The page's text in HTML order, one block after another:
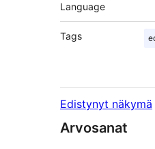
Language
Tags
Edistynyt näkymä
Arvosanat